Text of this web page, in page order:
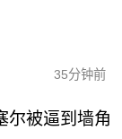
35分钟前
尔被逼到墙角